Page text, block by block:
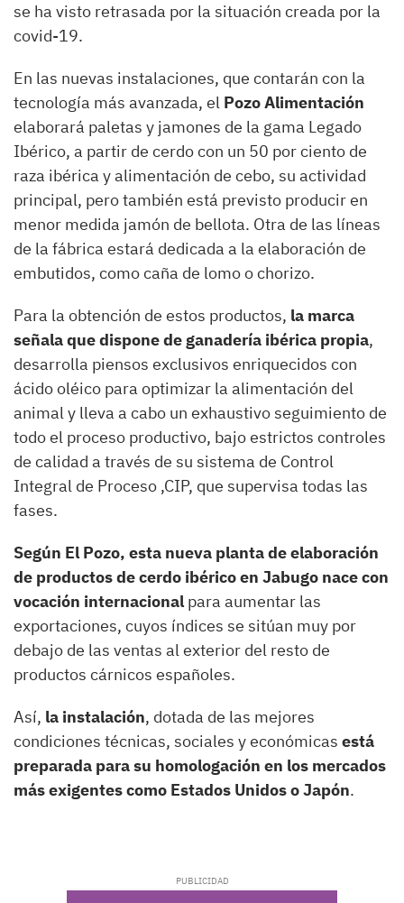
se ha visto retrasada por la situación creada por la
covid-19.
En las nuevas instalaciones, que contarán con la
tecnología más avanzada, el Pozo Alimentación
elaborará paletas y jamones de la gama Legado
Ibérico, a partir de cerdo con un 50 por ciento de
raza ibérica y alimentación de cebo, su actividad
principal, pero también está previsto producir en
menor medida jamón de bellota. Otra de las líneas
de la fábrica estará dedicada a la elaboración de
embutidos, como caña de lomo o chorizo.
Para la obtención de estos productos, la marca
señala que dispone de ganadería ibérica propia,
desarrolla piensos exclusivos enriquecidos con
ácido oléico para optimizar la alimentación del
animal y lleva a cabo un exhaustivo seguimiento de
todo el proceso productivo, bajo estrictos controles
de calidad a través de su sistema de Control
Integral de Proceso ,CIP, que supervisa todas las
fases.
Según El Pozo, esta nueva planta de elaboración
de productos de cerdo ibérico en Jabugo nace con
vocación internacional para aumentar las
exportaciones, cuyos índices se sitúan muy por
debajo de las ventas al exterior del resto de
productos cárnicos españoles.
Así, la instalación, dotada de las mejores
condiciones técnicas, sociales y económicas está
preparada para su homologación en los mercados
más exigentes como Estados Unidos o Japón.